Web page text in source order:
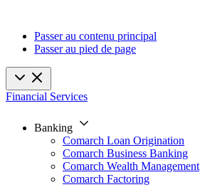
Passer au contenu principal
Passer au pied de page
Financial Services
Banking
Comarch Loan Origination
Comarch Business Banking
Comarch Wealth Management
Comarch Factoring